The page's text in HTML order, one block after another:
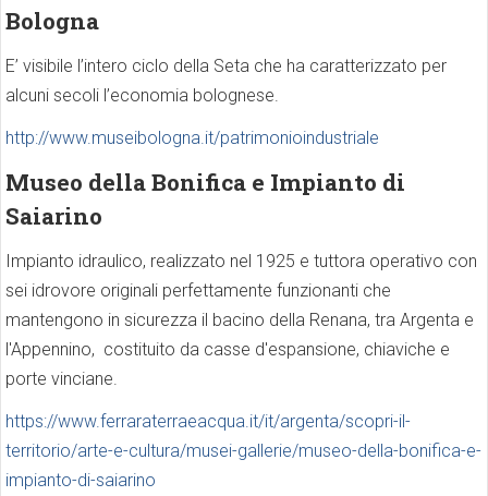
Bologna
E’ visibile l’intero ciclo della Seta che ha caratterizzato per
alcuni secoli l’economia bolognese.
http://www.museibologna.it/patrimonioindustriale
Museo della Bonifica e Impianto di
Saiarino
Impianto idraulico, realizzato nel 1925 e tuttora operativo con
sei idrovore originali perfettamente funzionanti che
mantengono in sicurezza il bacino della Renana, tra Argenta e
l'Appennino, costituito da casse d'espansione, chiaviche e
porte vinciane.
https://www.ferraraterraeacqua.it/it/argenta/scopri-il-
territorio/arte-e-cultura/musei-gallerie/museo-della-bonifica-e-
impianto-di-saiarino